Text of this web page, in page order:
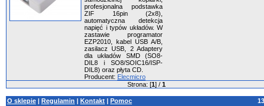
profesjonalna podstawka
ZIF 16pin (2x8),
automatyczna detekcja
napięć i typów układów. W
zastawie programator
EZP2010, kabel USB A/B,
zasilacz USB, 2 Adaptery
dla układów SMD (SO8-
DIL8 i SO8/SOIC16/ISP-
DIL8) oraz płyta CD.
Producent: Elecmicro
Strona: [1] / 1
O sklepie | Regulamin | Kontakt | Pomoc